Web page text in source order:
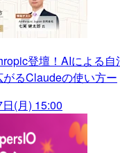
登壇！AIによる
るClaudeの使い方ー
(月) 15:00